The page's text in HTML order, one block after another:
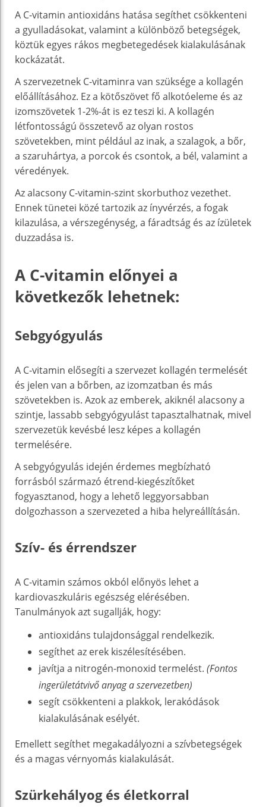
A C-vitamin antioxidáns hatása segíthet csökkenteni
a gyulladásokat, valamint a különböző betegségek,
köztük egyes rákos megbetegedések kialakulásának
kockázatát.
A szervezetnek C-vitaminra van szüksége a kollagén
előállításához. Ez a kötőszövet fő alkotóeleme és az
izomszövetek 1-2%-át is ez teszi ki. A kollagén
létfontosságú összetevő az olyan rostos
szövetekben, mint például az inak, a szalagok, a bőr,
a szaruhártya, a porcok és csontok, a bél, valamint a
véredények.
Az alacsony C-vitamin-szint skorbuthoz vezethet.
Ennek tünetei közé tartozik az ínyvérzés, a fogak
kilazulása, a vérszegénység, a fáradtság és az ízületek
duzzadása is.
A C-vitamin előnyei a
következők lehetnek:
Sebgyógyulás
A C-vitamin elősegíti a szervezet kollagén termelését
és jelen van a bőrben, az izomzatban és más
szövetekben is. Azok az emberek, akiknél alacsony a
szintje, lassabb sebgyógyulást tapasztalhatnak, mivel
szervezetük kevésbé lesz képes a kollagén
termelésére.
A sebgyógyulás idején érdemes megbízható
forrásból származó étrend-kiegészítőket
fogyasztanod, hogy a lehető leggyorsabban
dolgozhasson a szervezeted a hiba helyreállításán.
Szív- és érrendszer
A C-vitamin számos okból előnyös lehet a
kardiovaszkuláris egészség elérésében.
Tanulmányok azt sugallják, hogy:
antioxidáns tulajdonsággal rendelkezik.
segíthet az erek kiszélesítésében.
javítja a nitrogén-monoxid termelést. (Fontos
ingerületátvivő anyag a szervezetben)
segít csökkenteni a plakkok, lerakódások
kialakulásának esélyét.
Emellett segíthet megakadályozni a szívbetegségek
és a magas vérnyomás kialakulását.
Szürkehályog és életkorral